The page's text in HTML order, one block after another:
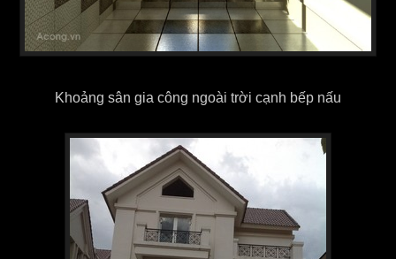
Khoảng sân gia công ngoài trời cạnh bếp nấu